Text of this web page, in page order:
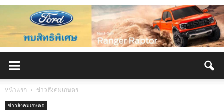
หน้าแรก ข่าวสังคมเกษตร
ข่าวสังคมเกษตร